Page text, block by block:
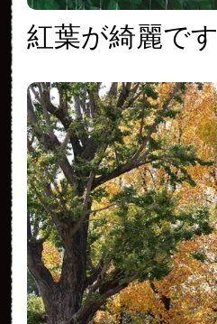
紅葉が綺麗です